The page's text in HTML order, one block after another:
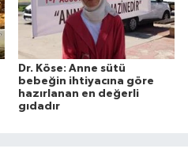
Dr. Köse: Anne sütü
bebeğin ihtiyacına göre
hazırlanan en değerli
gıdadır